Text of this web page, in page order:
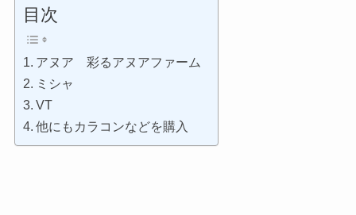
目次
アヌア 彩るアヌアファーム
ミシャ
VT
他にもカラコンなどを購入